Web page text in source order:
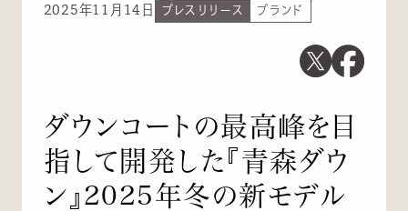
2025年11月14日 プレスリリース ブランド
ダウンコートの最高峰を目
指して開発した『青森ダウ
ン』2025年冬の新モデル